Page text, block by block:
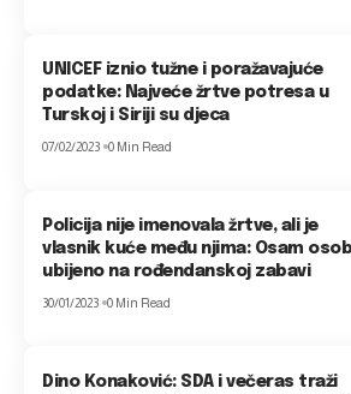
UNICEF iznio tužne i poražavajuće
podatke: Najveće žrtve potresa u
Turskoj i Siriji su djeca
07/02/2023 0 Min Read
Policija nije imenovala žrtve, ali je
vlasnik kuće među njima: Osam
ubijeno na rođendanskoj zabavi
30/01/2023 0 Min Read
Dino Konaković: SDA i večeras traži